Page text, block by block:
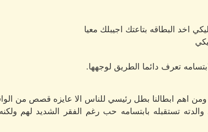
البطاقه بتاعتك اجيبلك معيا
تعرف دائما الطريق لوجهها.
ومن اهم ابطالنا بطل رئيسي للناس الا عايزه قصص من
تستقبله بابتسامه حب رغم الفقر الشديد لهم